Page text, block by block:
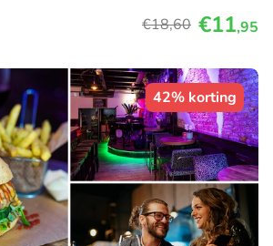
€18,60 €11,95
42% korting